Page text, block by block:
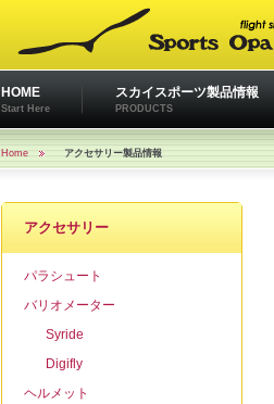
HOME
Start Here
スカイスポーツ製品情報
PRODUCTS
Home アクセサリー製品情報
アクセサリー
パラシュート
バリオメーター
Syride
Digifly
ヘルメット